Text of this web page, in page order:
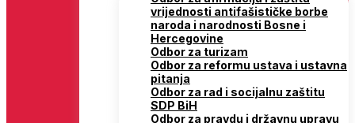
vrijednosti antifašističke borbe
naroda i narodnosti Bosne i
Hercegovine
Odbor za turizam
Odbor za reformu ustava i ustavna
pitanja
Odbor za rad i socijalnu zaštitu
SDP BiH
Odbor za pravdu i državnu upravu